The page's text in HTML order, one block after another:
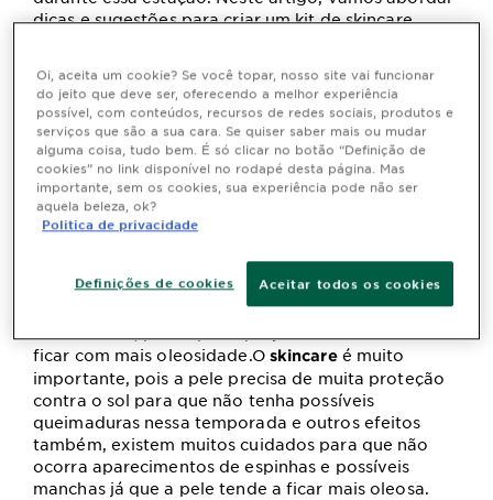
dicas e sugestões para criar um kit de skincare
pele. Esteja preparado para aproveitar o verão
com uma rotina de cuidados com a pele que a
mantenha bonita e protegida sob os raios solares.
Confira as dicas no blog de Garnier!
Quais os benefícios de manter uma
rotina de skincare no verão?
A estação do calor com muito sol e dias quentes, a
temporada do verão, requer alguns cuidados com a
, por isso a rotina deskincaretem que
ficar com mais oleosidade.O skincare é muito
importante, pois a pele precisa de muita proteção
contra o sol para que não tenha possíveis
queimaduras nessa temporada e outros efeitos
também, existem muitos cuidados para que não
ocorra aparecimentos de espinhas e possíveis
manchas já que a pele tende a ficar mais oleosa.
Oi, aceita um cookie? Se você topar, nosso site vai funcionar
do jeito que deve ser, oferecendo a melhor experiência
possível, com conteúdos, recursos de redes sociais, produtos e
serviços que são a sua cara. Se quiser saber mais ou mudar
alguma coisa, tudo bem. É só clicar no botão “Definição de
cookies” no link disponível no rodapé desta página. Mas
importante, sem os cookies, sua experiência pode não ser
aquela beleza, ok?
Politica de privacidade
Definições de cookies Aceitar todos os cookies